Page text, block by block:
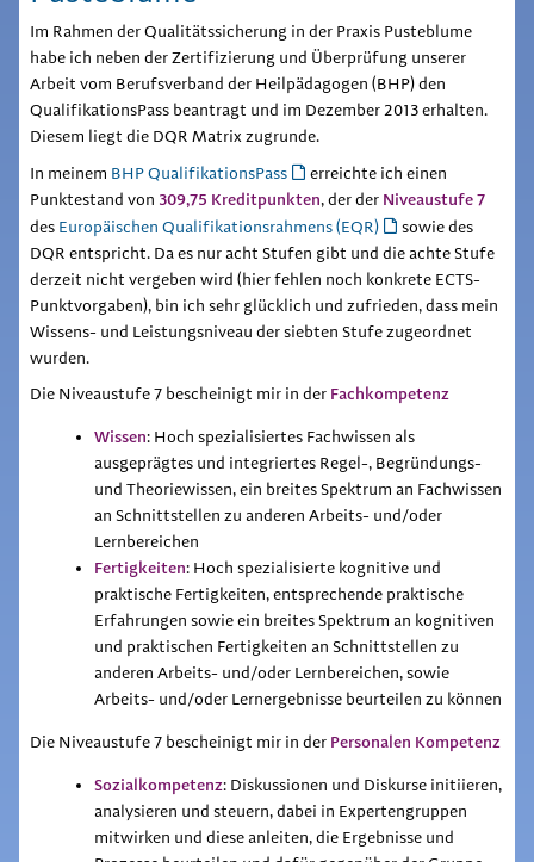
Im Rahmen der Qualitätssicherung in der Praxis Pusteblume
habe ich neben der Zertifizierung und Überprüfung unserer
Arbeit vom Berufsverband der Heilpädagogen (BHP) den
QualifikationsPass beantragt und im Dezember 2013 erhalten.
Diesem liegt die DQR Matrix zugrunde.
In meinem BHP QualifikationsPass
erreichte ich einen
Punktestand von 309,75 Kreditpunkten, der der Niveaustufe 7
des Europäischen Qualifikationsrahmens (EQR)
sowie des
DQR entspricht. Da es nur acht Stufen gibt und die achte Stufe
derzeit nicht vergeben wird (hier fehlen noch konkrete ECTS-
Punktvorgaben), bin ich sehr glücklich und zufrieden, dass mein
Wissens- und Leistungsniveau der siebten Stufe zugeordnet
wurden.
Die Niveaustufe 7 bescheinigt mir in der Fachkompetenz
Wissen: Hoch spezialisiertes Fachwissen als
ausgeprägtes und integriertes Regel-, Begründungs-
und Theoriewissen, ein breites Spektrum an Fachwissen
an Schnittstellen zu anderen Arbeits- und/oder
Lernbereichen
Fertigkeiten: Hoch spezialisierte kognitive und
praktische Fertigkeiten, entsprechende praktische
Erfahrungen sowie ein breites Spektrum an kognitiven
und praktischen Fertigkeiten an Schnittstellen zu
anderen Arbeits- und/oder Lernbereichen, sowie
Arbeits- und/oder Lernergebnisse beurteilen zu können
Die Niveaustufe 7 bescheinigt mir in der Personalen Kompetenz
Sozialkompetenz: Diskussionen und Diskurse initiieren,
analysieren und steuern, dabei in Expertengruppen
mitwirken und diese anleiten, die Ergebnisse und